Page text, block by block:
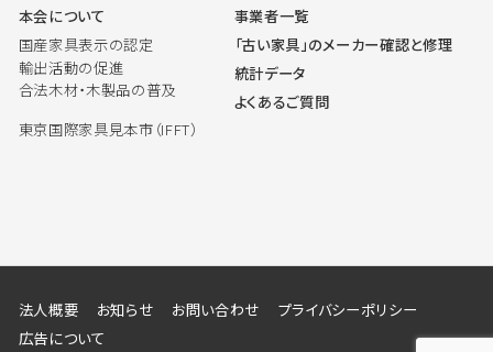
本会について
国産家具表示の認定
輸出活動の促進
合法木材・木製品の普及
東京国際家具見本市（IFFT）
事業者一覧
「古い家具」のメーカー確認と修理
統計データ
よくあるご質問
法人概要 お知らせ お問い合わせ
プライバシーポリシー
広告について